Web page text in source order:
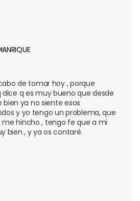
de tomar hoy , porque
q es muy bueno que desde
ya no siente esos
y yo tengo un problema, que
hincho , tengo fe que a mi
bien , y ya os contaré.